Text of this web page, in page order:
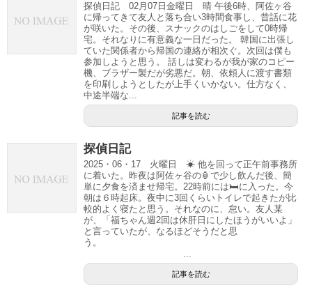
探偵日記 02月07日金曜日 晴 午後6時、阿佐ヶ谷
に帰ってきて友人と落ち合い3時間食事し、昔話に花
が咲いた。その後、スナックのはしごをして0時帰
宅。それなりに有意義な一日だった。 韓国に出張し
ていた関係者から帰国の連絡が相次ぐ。次回は僕も
参加しようと思う。 話しは変わるが我が家のコピー
機、ブラザー製だが劣悪だ。朝、依頼人に渡す書類
を印刷しようとしたが上手くいかない。仕方なく、
中途半端な...
記事を読む
探偵日記
2025・06・17 火曜日 ☀ 他を回って正午前事務所
に着いた。昨夜は阿佐ヶ谷の🏮で少し飲んだ後、簡
単に夕食を済ませ帰宅。22時前には🛏に入った。今
朝は６時起床。夜中に3回くらいトイレで起きたが比
較的よく寝たと思う。それなのに、怠い。友人某
が、「福ちゃん週2回は休肝日にしたほうがいいよ」
と言っていたが、なるほどそうだと思
う。
...
記事を読む